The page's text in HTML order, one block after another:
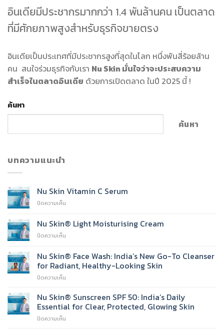
อินเดียมีประชากรมากกว่า 1.4 พันล้านคน เป็นตลาด
ที่มีศักยภาพสูงสำหรับธุรกิจขายตรง
อินเดียเป็นประเทศที่มีประชากรสูงที่สุดในโลก หนึ่งพันสี่ร้อยล้าน
คน สนใจร่วมธุรกิจกับเรา Nu Skin มั่นใจว่าจะประสบความ
สำเร็จในตลาดอินเดีย ด้วยการเปิดตลาด ในปี 2025 นี้ !
ค้นหา
ค้นหา
บทความแนะนำ
Nu Skin Vitamin C Serum
ปิดความเห็น
Skin
Vitamin
Nu Skin® Light Moisturising Cream
ปิดความเห็น
Skin®
Light
Moisturising
Nu Skin® Face Wash: India’s New Go-To Cleanser
for Radiant, Healthy-Looking Skin
ปิดความเห็น
Skin®
Face
Wash:
Nu Skin® Sunscreen SPF 50: India’s Daily
Essential for Clear, Protected, Glowing Skin
ปิดความเห็น